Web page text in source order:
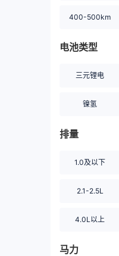
400-500km
电池类型
三元锂电
镍氢
排量
1.0及以下
2.1-2.5L
4.0L以上
马力